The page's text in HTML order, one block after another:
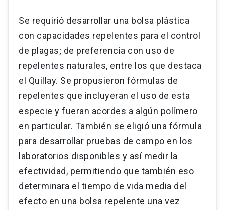
Se requirió desarrollar una bolsa plástica
con capacidades repelentes para el control
de plagas; de preferencia con uso de
repelentes naturales, entre los que destaca
el Quillay. Se propusieron fórmulas de
repelentes que incluyeran el uso de esta
especie y fueran acordes a algún polímero
en particular. También se eligió una fórmula
para desarrollar pruebas de campo en los
laboratorios disponibles y así medir la
efectividad, permitiendo que también eso
determinara el tiempo de vida media del
efecto en una bolsa repelente una vez